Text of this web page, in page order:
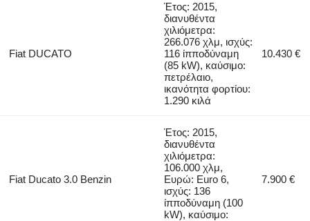
Fiat DUCATO
Έτος: 2015,
διανυθέντα
χιλιόμετρα:
266.076 χλμ, ισχύς:
116 ίπποδύναμη
(85 kW), καύσιμο:
πετρέλαιο,
ικανότητα φορτίου:
1.290 κιλά
10.430 €
Fiat Ducato 3.0 Benzin
Έτος: 2015,
διανυθέντα
χιλιόμετρα:
106.000 χλμ,
Ευρώ: Euro 6,
ισχύς: 136
ίπποδύναμη (100
kW), καύσιμο:
7.900 €